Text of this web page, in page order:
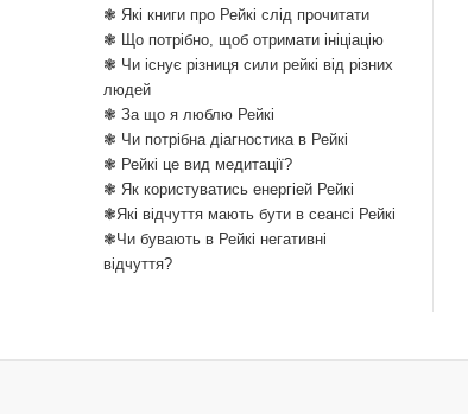
❃ Які книги про Рейкі слід прочитати
❃ Що потрібно, щоб отримати ініціацію
❃ Чи існує різниця сили рейкі від різних
людей
❃ За що я люблю Рейкі
❃ Чи потрібна діагностика в Рейкі
❃ Рейкі це вид медитації?
❃ Як користуватись енергіей Рейкі
❃Які відчуття мають бути в сеансі Рейкі
❃Чи бувають в Рейкі негативні
відчуття?